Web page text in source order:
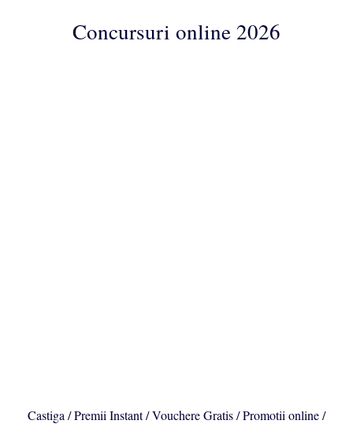
ConcursuriConcursuri online 2026
Castiga / Premii Instant / Vouchere Gratis / Promotii online /